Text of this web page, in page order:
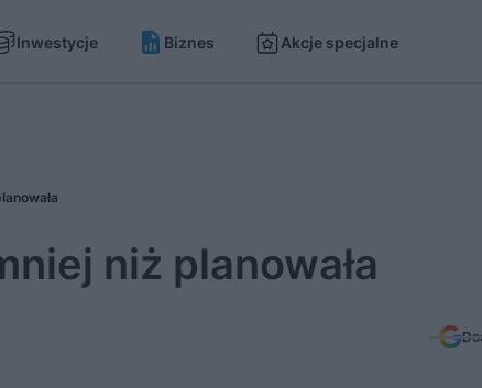
Inwestycje Biznes Akcje specjalne
niż planowała